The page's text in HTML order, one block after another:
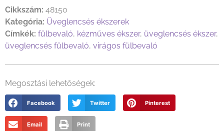
Cikkszám: 48150
Kategória: Üveglencsés ékszerek
Címkék: fülbevaló, kézműves ékszer, üveglencsés ékszer,
üveglencsés fülbevaló, virágos fülbevaló
Megosztási lehetőségek:
Facebook Twitter Pinterest
Email Print